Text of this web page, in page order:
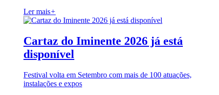
Ler mais+
Cartaz do Iminente 2026 já está
disponível
Festival volta em Setembro com mais de 100 atuações,
instalações e expos